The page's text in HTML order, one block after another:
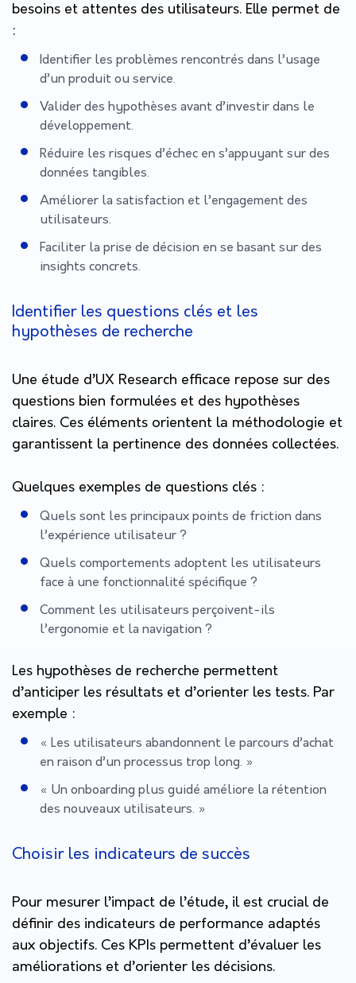
besoins et attentes des utilisateurs. Elle permet de
:
Identifier les problèmes rencontrés dans l’usage
d’un produit ou service.
Valider des hypothèses avant d’investir dans le
développement.
Réduire les risques d’échec en s’appuyant sur des
données tangibles.
Améliorer la satisfaction et l’engagement des
utilisateurs.
Faciliter la prise de décision en se basant sur des
insights concrets.
Identifier les questions clés et les
hypothèses de recherche
Une étude d’UX Research efficace repose sur des
questions bien formulées et des hypothèses
claires. Ces éléments orientent la méthodologie et
garantissent la pertinence des données collectées.
Quelques exemples de questions clés :
Quels sont les principaux points de friction dans
l’expérience utilisateur ?
Quels comportements adoptent les utilisateurs
face à une fonctionnalité spécifique ?
Comment les utilisateurs perçoivent-ils
l’ergonomie et la navigation ?
Les hypothèses de recherche permettent
d’anticiper les résultats et d’orienter les tests. Par
exemple :
« Les utilisateurs abandonnent le parcours d’achat
en raison d’un processus trop long. »
« Un onboarding plus guidé améliore la rétention
des nouveaux utilisateurs. »
Choisir les indicateurs de succès
Pour mesurer l’impact de l’étude, il est crucial de
définir des indicateurs de performance adaptés
aux objectifs. Ces KPIs permettent d’évaluer les
améliorations et d’orienter les décisions.